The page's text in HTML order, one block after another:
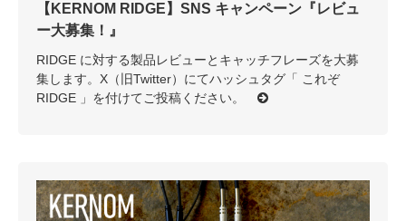
【KERNOM RIDGE】SNS キャンペーン『レビュ
ー大募集！』
RIDGE に対する製品レビューとキャッチフレーズを大募
集します。X（旧Twitter）にてハッシュタグ「 これぞ
RIDGE 」を付けてご投稿ください。